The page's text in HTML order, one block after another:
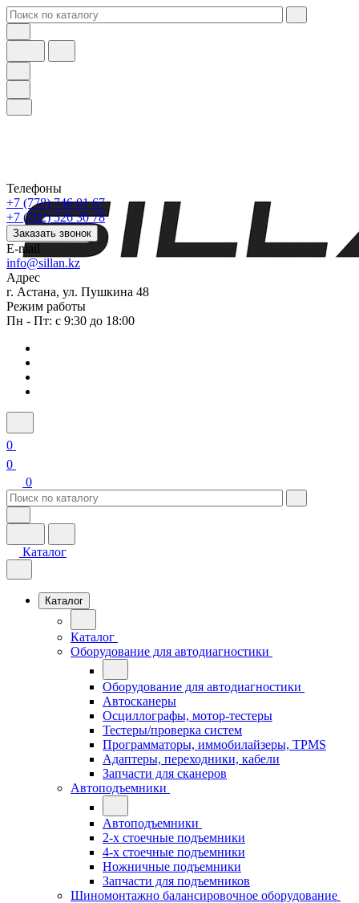
Телефоны
+7 (778) 746 01 67
+7 (702) 526 30 78
Заказать звонок
E-mail
info@sillan.kz
Адрес
г. Астана, ул. Пушкина 48
Режим работы
Пн - Пт: с 9:30 до 18:00
0
0
0
Каталог
Каталог
Каталог
Оборудование для автодиагностики
Оборудование для автодиагностики
Автосканеры
Осциллографы, мотор-тестеры
Тестеры/проверка систем
Программаторы, иммобилайзеры, TPMS
Адаптеры, переходники, кабели
Запчасти для сканеров
Автоподъемники
Автоподъемники
2-х стоечные подъемники
4-х стоечные подъемники
Ножничные подъемники
Запчасти для подъемников
Шиномонтажно балансировочное оборудование